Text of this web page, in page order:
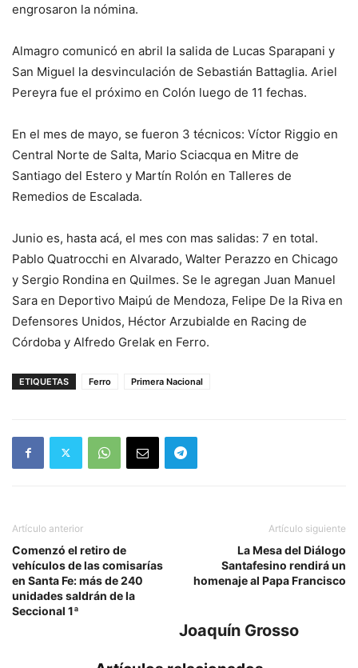
engrosaron la nómina.
Almagro comunicó en abril la salida de Lucas Sparapani y
San Miguel la desvinculación de Sebastián Battaglia. Ariel
Pereyra fue el próximo en Colón luego de 11 fechas.
En el mes de mayo, se fueron 3 técnicos: Víctor Riggio en
Central Norte de Salta, Mario Sciacqua en Mitre de
Santiago del Estero y Martín Rolón en Talleres de
Remedios de Escalada.
Junio es, hasta acá, el mes con mas salidas: 7 en total.
Pablo Quatrocchi en Alvarado, Walter Perazzo en Chicago
y Sergio Rondina en Quilmes. Se le agregan Juan Manuel
Sara en Deportivo Maipú de Mendoza, Felipe De la Riva en
Defensores Unidos, Héctor Arzubialde en Racing de
Córdoba y Alfredo Grelak en Ferro.
ETIQUETAS Ferro Primera Nacional
Artículo anterior
Comenzó el retiro de
vehículos de las comisarías
en Santa Fe: más de 240
unidades saldrán de la
Seccional 1ª
Artículo siguiente
La Mesa del Diálogo
Santafesino rendirá un
homenaje al Papa Francisco
Joaquín Grosso